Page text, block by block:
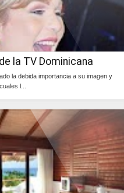
la TV Dominicana
la debida importancia a su imagen y
l...